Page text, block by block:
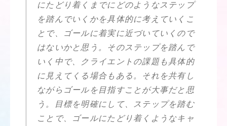
にたどり着くまでにどのようなステップ
を踏んでいくかを具体的に考えていくこ
とで、ゴールに着実に近づいていくので
はないかと思う。そのステップを踏んで
いく中で、クライエントの課題も具体的
に見えてくる場合もある。それを共有し
ながらゴールを目指すことが大事だと思
う。目標を明確にして、ステップを踏む
ことで、ゴールにたどり着くようなキャ